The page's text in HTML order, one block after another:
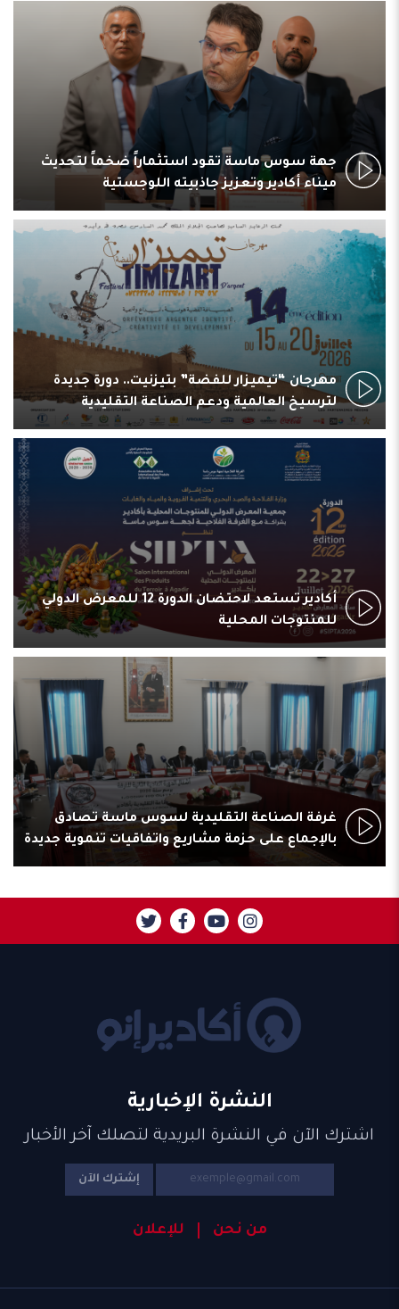
جهة سوس ماسة تقود استثماراً ضخماً لتحديث
ميناء أكادير وتعزيز جاذبيته اللوجستية
مهرجان “تيميزار للفضة” بتيزنيت.. دورة جديدة
لترسيخ العالمية ودعم الصناعة التقليدية
أكادير تستعد لاحتضان الدورة 12 للمعرض الدولي
للمنتوجات المحلية
غرفة الصناعة التقليدية لسوس ماسة تصادق
بالإجماع على حزمة مشاريع واتفاقيات تنموية جديدة
النشرة الإخبارية
اشترك الآن في النشرة البريدية لتصلك آخر الأخبار
إشترك الآن
من نحن للإعلان